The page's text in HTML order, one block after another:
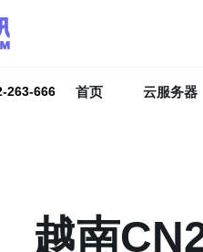
263-666 首页 云服务器
越南